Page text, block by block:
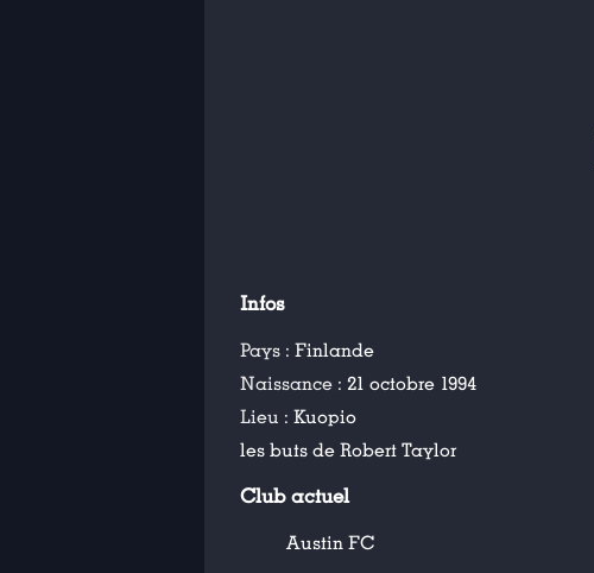
Infos
Pays : Finlande
Naissance : 21 octobre 1994
Lieu : Kuopio
les buts de Robert Taylor
Club actuel
Austin FC